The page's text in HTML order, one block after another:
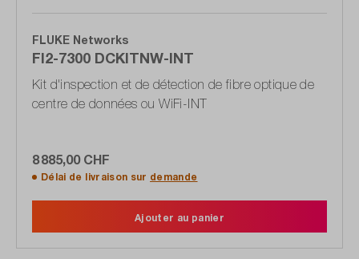
FLUKE Networks
FI2-7300 DCKITNW-INT
Kit d'inspection et de détection de fibre optique de
centre de données ou WiFi-INT
8 885,00 CHF
Délai de livraison sur demande
Ajouter au panier